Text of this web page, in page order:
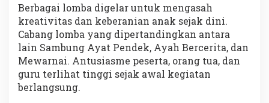
Berbagai lomba digelar untuk mengasah
kreativitas dan keberanian anak sejak dini.
Cabang lomba yang dipertandingkan antara
lain Sambung Ayat Pendek, Ayah Bercerita, dan
Mewarnai. Antusiasme peserta, orang tua, dan
guru terlihat tinggi sejak awal kegiatan
berlangsung.